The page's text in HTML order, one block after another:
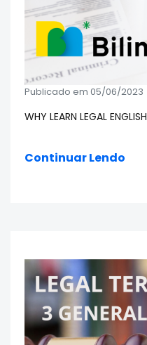
Publicado em 05/06/2023
WHY LEARN LEGAL ENGLISH
Continuar Lendo